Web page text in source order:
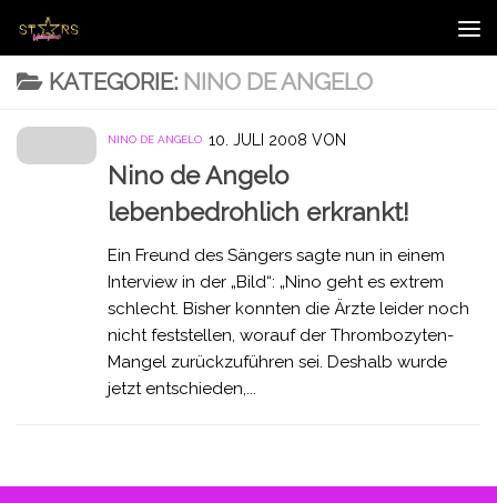
Zum Inhalt springen
KATEGORIE: NINO DE ANGELO
NINO DE ANGELO 10. JULI 2008 VON
Nino de Angelo
lebenbedrohlich erkrankt!
Ein Freund des Sängers sagte nun in einem
Interview in der „Bild“: „Nino geht es extrem
schlecht. Bisher konnten die Ärzte leider noch
nicht feststellen, worauf der Thrombozyten-
Mangel zurückzuführen sei. Deshalb wurde
jetzt entschieden,...